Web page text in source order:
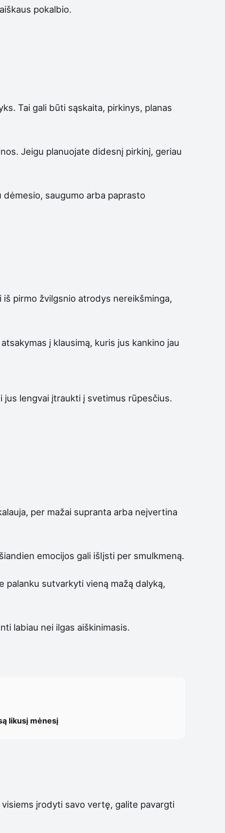
pokalbio.
Tai gali būti sąskaita, pirkinys, planas
Jeigu planuojate didesnį pirkinį, geriau
saugumo arba paprasto
pirmo žvilgsnio atrodys nereikšminga,
į klausimą, kuris jus kankino jau
jus lengvai įtraukti į svetimus rūpesčius.
per mažai supranta arba neįvertina
emocijos gali išlįsti per smulkmeną.
palanku sutvarkyti vieną mažą dalyką,
labiau nei ilgas aiškinimasis.
likusį mėnesį
įrodyti savo vertę, galite pavargti